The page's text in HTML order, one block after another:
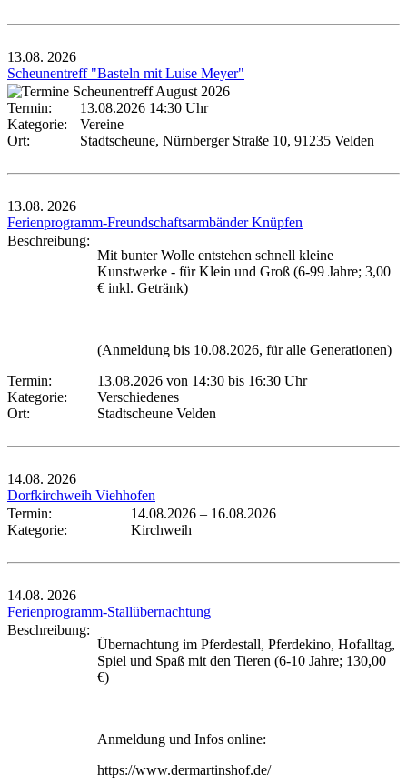
13.08. 2026
Scheunentreff "Basteln mit Luise Meyer"
Termin:
13.08.2026 14:30 Uhr
Kategorie:
Vereine
Ort:
Stadtscheune, Nürnberger Straße 10, 91235 Velden
13.08. 2026
Ferienprogramm-Freundschaftsarmbänder Knüpfen
Beschreibung:
Mit bunter Wolle entstehen schnell kleine
Kunstwerke - für Klein und Groß (6-99 Jahre; 3,00
€ inkl. Getränk)
(Anmeldung bis 10.08.2026, für alle Generationen)
Termin:
13.08.2026 von 14:30 bis 16:30 Uhr
Kategorie:
Verschiedenes
Ort:
Stadtscheune Velden
14.08. 2026
Dorfkirchweih Viehhofen
Termin:
14.08.2026 – 16.08.2026
Kategorie:
Kirchweih
14.08. 2026
Ferienprogramm-Stallübernachtung
Beschreibung:
Übernachtung im Pferdestall, Pferdekino, Hofalltag,
Spiel und Spaß mit den Tieren (6-10 Jahre; 130,00
€)
Anmeldung und Infos online:
https://www.dermartinshof.de/